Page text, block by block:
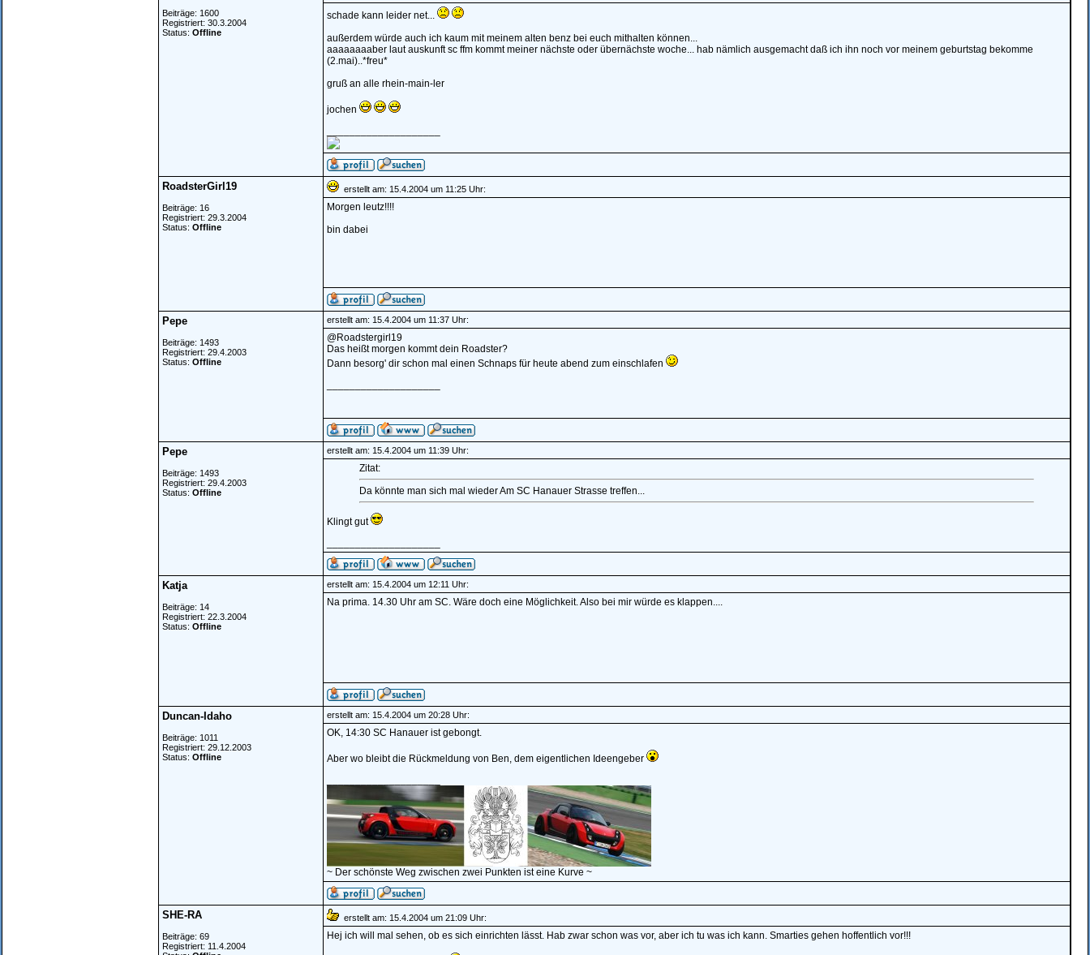
Beiträge: 1600
Registriert: 30.3.2004
Status: Offline
schade kann leider net...
außerdem würde auch ich kaum mit meinem alten benz bei euch mithalten können...
aaaaaaaaber laut auskunft sc ffm kommt meiner nächste oder übernächste woche... hab nämlich ausgemacht daß ich ihn noch vor meinem geburtstag bekomme
(2.mai)..*freu*
gruß an alle rhein-main-ler
jochen
RoadsterGirl19
Beiträge: 16
Registriert: 29.3.2004
Status: Offline
erstellt am: 15.4.2004 um 11:25 Uhr:
Morgen leutz!!!!
bin dabei
Pepe
Beiträge: 1493
Registriert: 29.4.2003
Status: Offline
erstellt am: 15.4.2004 um 11:37 Uhr:
@Roadstergirl19
Das heißt morgen kommt dein Roadster?
Dann besorg' dir schon mal einen Schnaps für heute abend zum einschlafen
Pepe
Beiträge: 1493
Registriert: 29.4.2003
Status: Offline
erstellt am: 15.4.2004 um 11:39 Uhr:
Zitat:
Da könnte man sich mal wieder Am SC Hanauer Strasse treffen...
Klingt gut
Katja
Beiträge: 14
Registriert: 22.3.2004
Status: Offline
erstellt am: 15.4.2004 um 12:11 Uhr:
Na prima. 14.30 Uhr am SC. Wäre doch eine Möglichkeit. Also bei mir würde es klappen....
Duncan-Idaho
Beiträge: 1011
Registriert: 29.12.2003
Status: Offline
erstellt am: 15.4.2004 um 20:28 Uhr:
OK, 14:30 SC Hanauer ist gebongt.
Aber wo bleibt die Rückmeldung von Ben, dem eigentlichen Ideengeber
~ Der schönste Weg zwischen zwei Punkten ist eine Kurve ~
SHE-RA
Beiträge: 69
Registriert: 11.4.2004
erstellt am: 15.4.2004 um 21:09 Uhr:
Hej ich will mal sehen, ob es sich einrichten lässt. Hab zwar schon was vor, aber ich tu was ich kann. Smarties gehen hoffentlich vor!!!